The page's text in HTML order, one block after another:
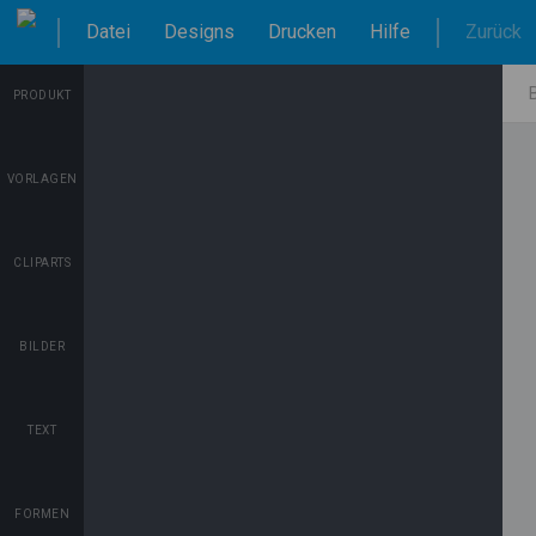
Datei Designs Drucken Hilfe Zurück
PRODUKT
VORLAGEN
CLIPARTS
BILDER
TEXT
FORMEN